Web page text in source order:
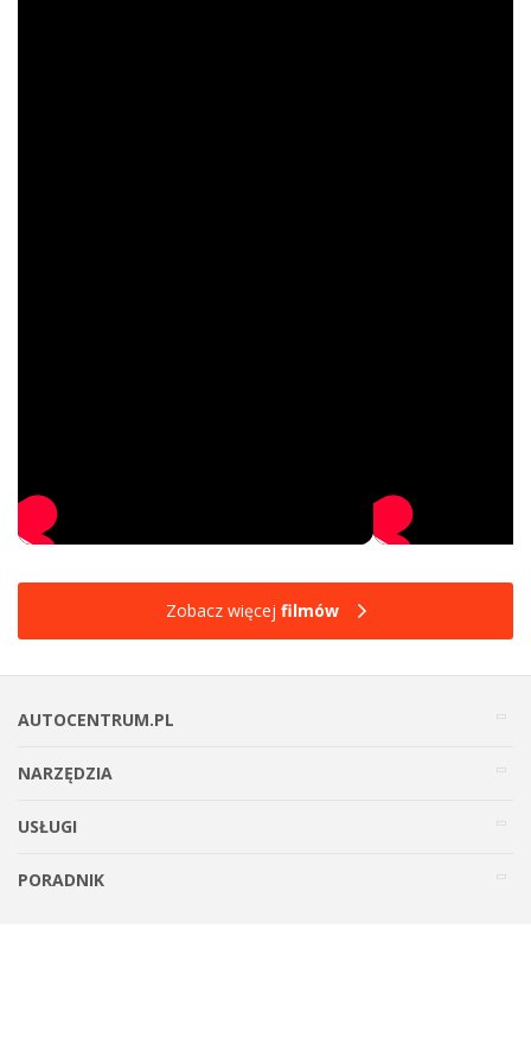
Zobacz więcej filmów
AUTOCENTRUM.PL
NARZĘDZIA
USŁUGI
PORADNIK